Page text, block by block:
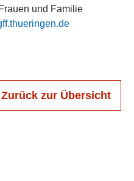
und Familie
zur Übersicht